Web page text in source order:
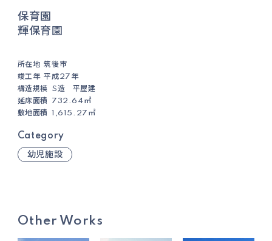
保育園
輝保育園
所在地 筑後市
竣工年 平成27年
構造規模
S造 平屋建
延床面積
732.64㎡
敷地面積
1,615.27㎡
Category
幼児施設
Other Works